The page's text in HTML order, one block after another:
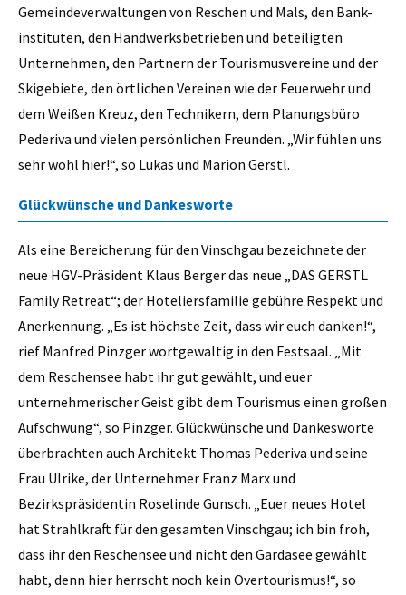
Gemeindeverwaltungen von Reschen und Mals, den Bank-
instituten, den Handwerksbetrieben und beteiligten
Unternehmen, den Partnern der Tourismusvereine und der
Skigebiete, den örtlichen Vereinen wie der Feuerwehr und
dem Weißen Kreuz, den Technikern, dem Planungsbüro
Pederiva und vielen persönlichen Freunden. „Wir fühlen uns
sehr wohl hier!“, so Lukas und Marion Gerstl.
Glückwünsche und Dankesworte
Als eine Bereicherung für den Vinschgau bezeichnete der
neue HGV-Präsident Klaus Berger das neue „DAS GERSTL
Family Retreat“; der Hoteliersfamilie gebühre Respekt und
Anerkennung. „Es ist höchste Zeit, dass wir euch danken!“,
rief Manfred Pinzger wortgewaltig in den Festsaal. „Mit
dem Reschensee habt ihr gut gewählt, und euer
unternehmerischer Geist gibt dem Tourismus einen großen
Aufschwung“, so Pinzger. Glückwünsche und Dankesworte
überbrachten auch Architekt Thomas Pederiva und seine
Frau Ulrike, der Unternehmer Franz Marx und
Bezirkspräsidentin Roselinde Gunsch. „Euer neues Hotel
hat Strahlkraft für den gesamten Vinschgau; ich bin froh,
dass ihr den Reschensee und nicht den Gardasee gewählt
habt, denn hier herrscht noch kein Overtourismus!“, so